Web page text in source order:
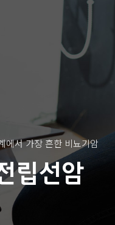
에서 가장 흔한 비뇨기암
립선암